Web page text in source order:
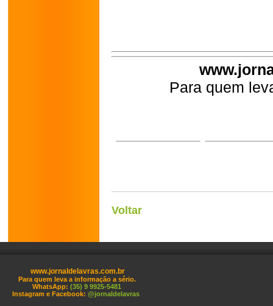
Para quem
Voltar
www.jornaldelavras.com.br
Para quem leva a informação a sério.
WhatsApp: (35) 9 9925-5481
Instagram e Facebook: @jornaldelavras